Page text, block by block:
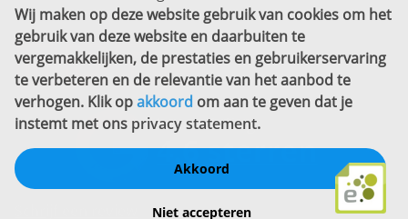
Bekijk ook eens
Wij maken op deze website gebruik van cookies om het
gebruik van deze website en daarbuiten te
vergemakkelijken, de prestaties en gebruikerservaring
te verbeteren en de relevantie van het aanbod te
verhogen. Klik opakkoord om aan te geven dat je
instemt met ons privacy statement.
Akkoord
Niet accepteren